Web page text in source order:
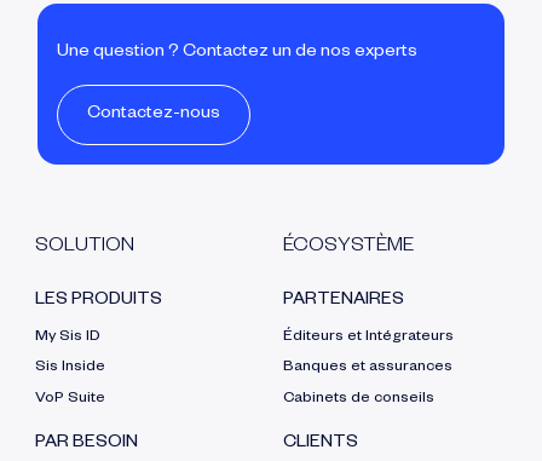
Une question ? Contactez un de nos experts
Contactez-nous
SOLUTION
LES PRODUITS
My Sis ID
Sis Inside
VoP Suite
PAR BESOIN
ÉCOSYSTÈME
PARTENAIRES
Éditeurs et Intégrateurs
Banques et assurances
Cabinets de conseils
CLIENTS